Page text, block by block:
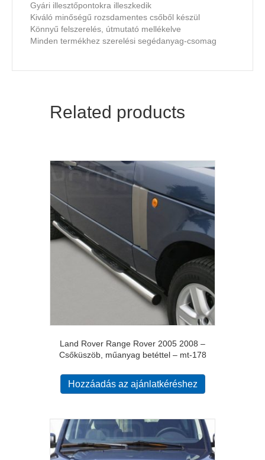
Gyári illesztőpontokra illeszkedik
Kiváló minőségű rozsdamentes csőből készül
Könnyű felszerelés, útmutató mellékelve
Minden termékhez szerelési segédanyag-csomag
Related products
Land Rover Range Rover 2005 2008 –
Csőküszöb, műanyag betéttel – mt-178
Hozzáadás az ajánlatkéréshez